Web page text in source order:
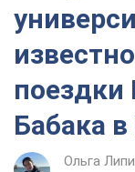
поездки
Бабака
Ольга